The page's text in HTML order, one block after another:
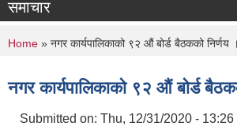
समाचार
You are here
Home » नगर कार्यपालिकाको ९२ औं बोर्ड बैठकको
नगर कार्यपालिकाको ९२ औं बोर्ड
Submitted on: Thu, 12/31/2020 - 13:26